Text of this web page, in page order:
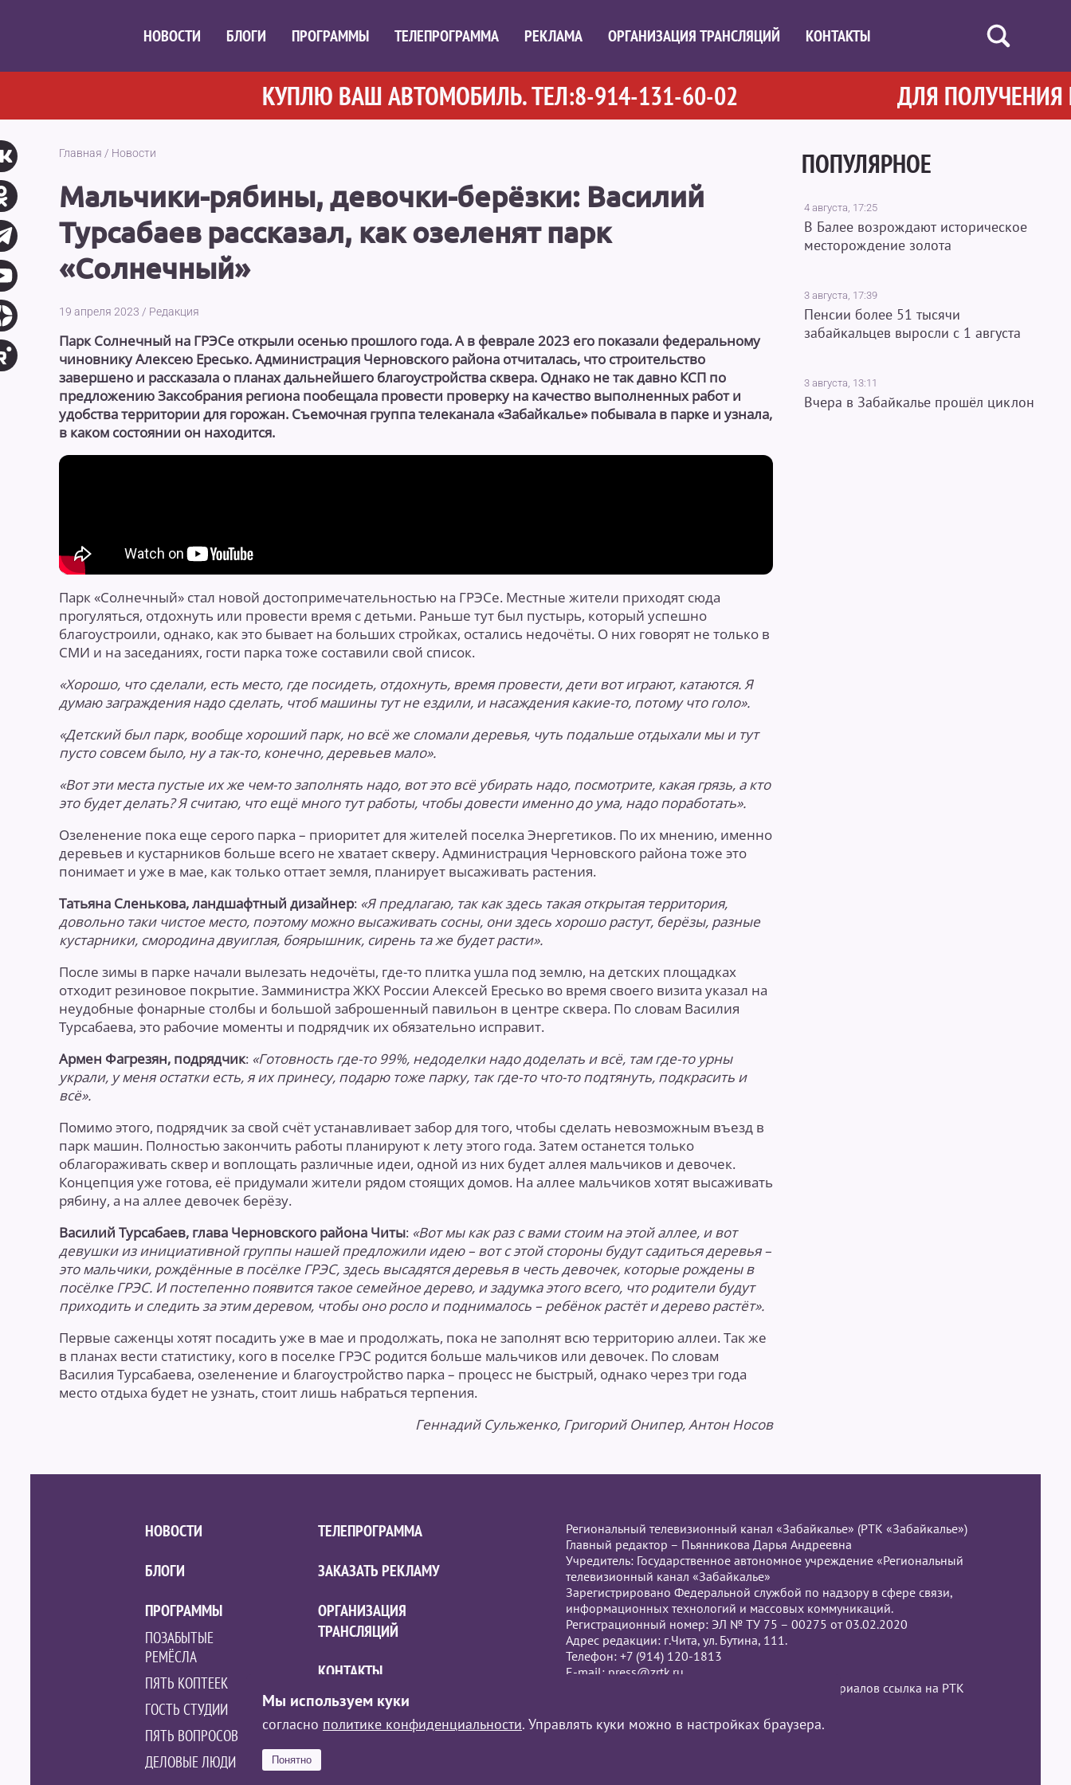
Мы используем куки
согласно политике конфиденциальности. Управлять куки можно в настройках браузера.
Понятно
НОВОСТИ БЛОГИ ПРОГРАММЫ ТЕЛЕПРОГРАММА РЕКЛАМА ОРГАНИЗАЦИЯ ТРАНСЛЯЦИЙ КОНТАКТЫ
КУПЛЮ ВАШ АВТОМОБИЛЬ. ТЕЛ:8-914-131-60-02 ДЛЯ ПОЛУЧЕНИЯ
Главная / Новости
Мальчики-рябины, девочки-берёзки: Василий
Турсабаев рассказал, как озеленят парк
«Солнечный»
19 апреля 2023 / Редакция
Парк Солнечный на ГРЭСе открыли осенью прошлого года. А в феврале 2023 его показали федеральному
чиновнику Алексею Ересько. Администрация Черновского района отчиталась, что строительство
завершено и рассказала о планах дальнейшего благоустройства сквера. Однако не так давно КСП по
предложению Заксобрания региона пообещала провести проверку на качество выполненных работ и
удобства территории для горожан. Съемочная группа телеканала «Забайкалье» побывала в парке и узнала,
в каком состоянии он находится.
Парк «Солнечный» стал новой достопримечательностью на ГРЭСе. Местные жители приходят сюда
прогуляться, отдохнуть или провести время с детьми. Раньше тут был пустырь, который успешно
благоустроили, однако, как это бывает на больших стройках, остались недочёты. О них говорят не только в
СМИ и на заседаниях, гости парка тоже составили свой список.
«Хорошо, что сделали, есть место, где посидеть, отдохнуть, время провести, дети вот играют, катаются. Я
думаю заграждения надо сделать, чтоб машины тут не ездили, и насаждения какие-то, потому что голо».
«Детский был парк, вообще хороший парк, но всё же сломали деревья, чуть подальше отдыхали мы и тут
пусто совсем было, ну а так-то, конечно, деревьев мало».
«Вот эти места пустые их же чем-то заполнять надо, вот это всё убирать надо, посмотрите, какая грязь, а кто
это будет делать? Я считаю, что ещё много тут работы, чтобы довести именно до ума, надо поработать».
Озеленение пока еще серого парка – приоритет для жителей поселка Энергетиков. По их мнению, именно
деревьев и кустарников больше всего не хватает скверу. Администрация Черновского района тоже это
понимает и уже в мае, как только оттает земля, планирует высаживать растения.
Татьяна Сленькова, ландшафтный дизайнер: «Я предлагаю, так как здесь такая открытая территория,
довольно таки чистое место, поэтому можно высаживать сосны, они здесь хорошо растут, берёзы, разные
кустарники, смородина двуиглая, боярышник, сирень та же будет расти».
После зимы в парке начали вылезать недочёты, где-то плитка ушла под землю, на детских площадках
отходит резиновое покрытие. Замминистра ЖКХ России Алексей Ересько во время своего визита указал на
неудобные фонарные столбы и большой заброшенный павильон в центре сквера. По словам Василия
Турсабаева, это рабочие моменты и подрядчик их обязательно исправит.
Армен Фагрезян, подрядчик: «Готовность где-то 99%, недоделки надо доделать и всё, там где-то урны
украли, у меня остатки есть, я их принесу, подарю тоже парку, так где-то что-то подтянуть, подкрасить и
всё».
Помимо этого, подрядчик за свой счёт устанавливает забор для того, чтобы сделать невозможным въезд в
парк машин. Полностью закончить работы планируют к лету этого года. Затем останется только
облагораживать сквер и воплощать различные идеи, одной из них будет аллея мальчиков и девочек.
Концепция уже готова, её придумали жители рядом стоящих домов. На аллее мальчиков хотят высаживать
рябину, а на аллее девочек берёзу.
Василий Турсабаев, глава Черновского района Читы: «Вот мы как раз с вами стоим на этой аллее, и вот
девушки из инициативной группы нашей предложили идею – вот с этой стороны будут садиться деревья –
это мальчики, рождённые в посёлке ГРЭС, здесь высадятся деревья в честь девочек, которые рождены в
посёлке ГРЭС. И постепенно появится такое семейное дерево, и задумка этого всего, что родители будут
приходить и следить за этим деревом, чтобы оно росло и поднималось – ребёнок растёт и дерево растёт».
Первые саженцы хотят посадить уже в мае и продолжать, пока не заполнят всю территорию аллеи. Так же
в планах вести статистику, кого в поселке ГРЭС родится больше мальчиков или девочек. По словам
Василия Турсабаева, озеленение и благоустройство парка – процесс не быстрый, однако через три года
место отдыха будет не узнать, стоит лишь набраться терпения.
Геннадий Сульженко, Григорий Онипер, Антон Носов
ПОПУЛЯРНОЕ
4 августа, 17:25
В Балее возрождают историческое
месторождение золота
3 августа, 17:39
Пенсии более 51 тысячи
забайкальцев выросли с 1 августа
3 августа, 13:11
Вчера в Забайкалье прошёл циклон
НОВОСТИ
БЛОГИ
ПРОГРАММЫ
ПОЗАБЫТЫЕ
РЕМЁСЛА
ПЯТЬ КОПТЕЕК
ГОСТЬ СТУДИИ
ПЯТЬ ВОПРОСОВ
ДЕЛОВЫЕ ЛЮДИ
ТЕЛЕПРОГРАММА
ЗАКАЗАТЬ РЕКЛАМУ
ОРГАНИЗАЦИЯ
ТРАНСЛЯЦИЙ
КОНТАКТЫ
КОЛЛЕКТИВ
Региональный телевизионный канал «Забайкалье» (РТК «Забайкалье»)
Главный редактор – Пьянникова Дарья Андреевна
Учредитель: Государственное автономное учреждение «Региональный
телевизионный канал «Забайкалье»
Зарегистрировано Федеральной службой по надзору в сфере связи,
информационных технологий и массовых коммуникаций.
Регистрационный номер: ЭЛ № ТУ 75 – 00275 от 03.02.2020
Адрес редакции: г.Чита, ул. Бутина, 111.
Телефон: +7 (914) 120-1813
Е-mail: press@zrtk.ru
При полном или частичном использовании материалов ссылка на РТК
Политика обработки персональных данных